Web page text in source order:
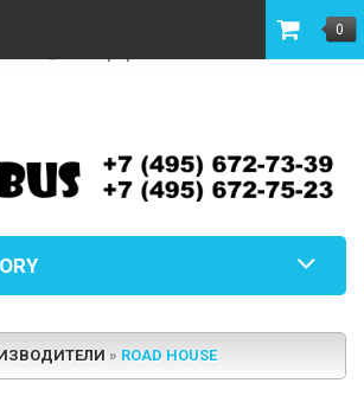
www/mbus/image.php): failed to open stream:
mbus/vqmod/vqcache/vq2-
0
» ROAD HOUSE